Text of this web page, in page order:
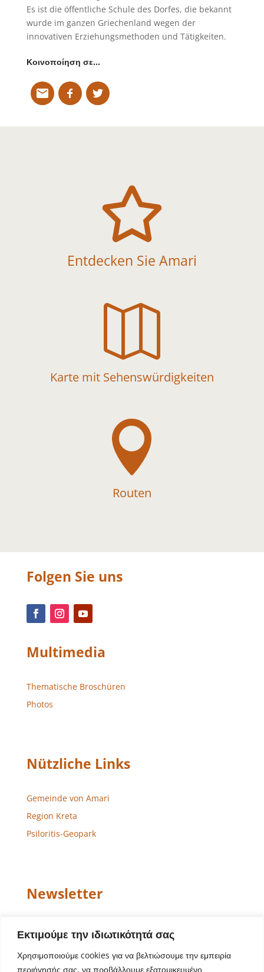
Εκτιμούμε την ιδιωτικότητά σας
Χρησιμοποιούμε cookies για να βελτιώσουμε την εμπειρία
περιήγησής σας, να προβάλλουμε εξατομικευμένο
Es ist die öffentliche Schule des Dorfes, die bekannt
wurde im ganzen Griechenland wegen der
innovativen Erziehungsmethoden und Tätigkeiten.
Κοινοποίηση σε…

Entdecken Sie Amari

Karte mit Sehenswürdigkeiten

Routen
Folgen Sie uns
Multimedia
Thematische Broschüren
Photos
Nützliche Links
Gemeinde von Amari
Region Kreta
Psiloritis-Geopark
Newsletter